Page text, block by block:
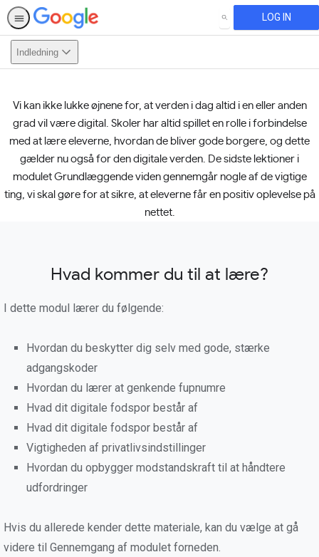
SEARCH LOG IN
Indledning
This activity is also available in
English.View activity
Vi kan ikke lukke øjnene for, at verden i dag altid i en eller anden
grad vil være digital. Skoler har altid spillet en rolle i forbindelse
med at lære eleverne, hvordan de bliver gode borgere, og dette
gælder nu også for den digitale verden. De sidste lektioner i
modulet Grundlæggende viden gennemgår nogle af de vigtige
ting, vi skal gøre for at sikre, at eleverne får en positiv oplevelse på
nettet.
Hvad kommer du til at lære?
I dette modul lærer du følgende:
Hvordan du beskytter dig selv med gode, stærke
adgangskoder
Hvordan du lærer at genkende fupnumre
Hvad dit digitale fodspor består af
Hvad dit digitale fodspor består af
Vigtigheden af privatlivsindstillinger
Hvordan du opbygger modstandskraft til at håndtere
udfordringer
Hvis du allerede kender dette materiale, kan du vælge at gå
videre til Gennemgang af modulet forneden.